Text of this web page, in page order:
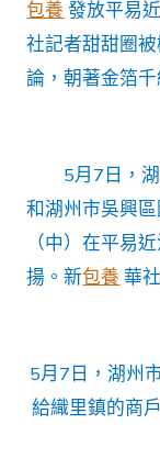
包養 發放平易
社記者甜甜圈
論，朝著金箔
5月7日，
和湖州市吳興
（中）在平易
揚。新包養 華
5月7日，湖州
給織里鎮的商